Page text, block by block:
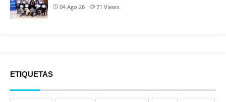
04 Ago 26 71 Views
ETIQUETAS